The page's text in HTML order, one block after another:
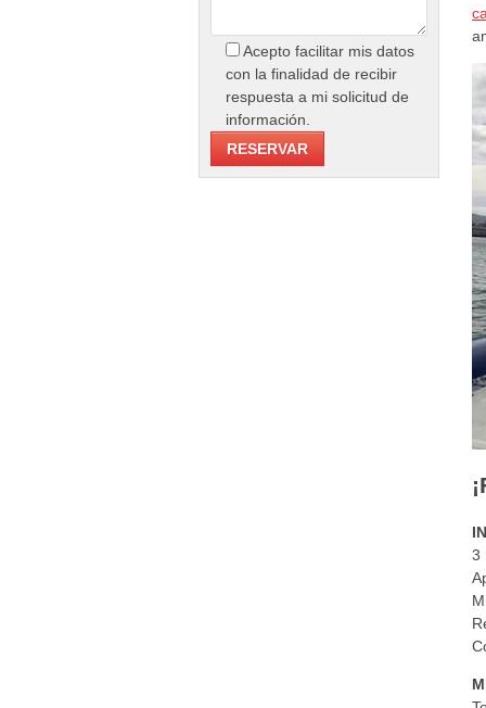
Acepto facilitar mis datos
con la finalidad de recibir
respuesta a mi solicitud de
información.
3